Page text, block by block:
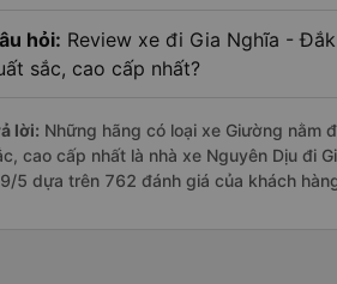
hỏi: Review xe đi Gia Nghĩa -
sắc, cao cấp nhất?
lời: Những hãng có loại xe Giường nằm
cao cấp nhất là nhà xe Nguyên Dịu đi
5 dựa trên 762 đánh giá của khách